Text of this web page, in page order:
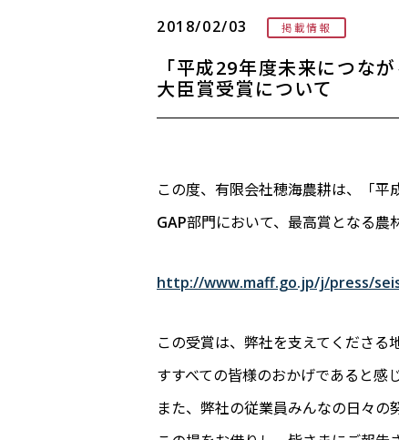
2018/02/03 掲載情報
「平成29年度未来につな
大臣賞受賞について
この度、有限会社穂海農耕は、「
GAP部門において、最高賞となる農
http://www.maff.go.jp/j/press/
この受賞は、弊社を支えてくださる
すすべての皆様のおかげであると感
また、弊社の従業員みんなの日々の